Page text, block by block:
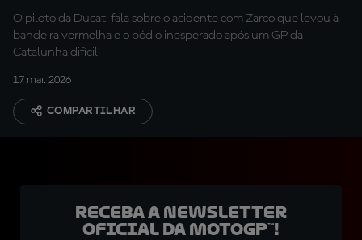
trabalhando muito”
O piloto da Ducati fala sobre o acidente com Zarco que levou à
bandeira vermelha e o pódio inesperado após um GP da
Catalunha difícil
17 mai. 2026
COMPARTILHAR
Receba a newsletter
oficial da MotoGP™!